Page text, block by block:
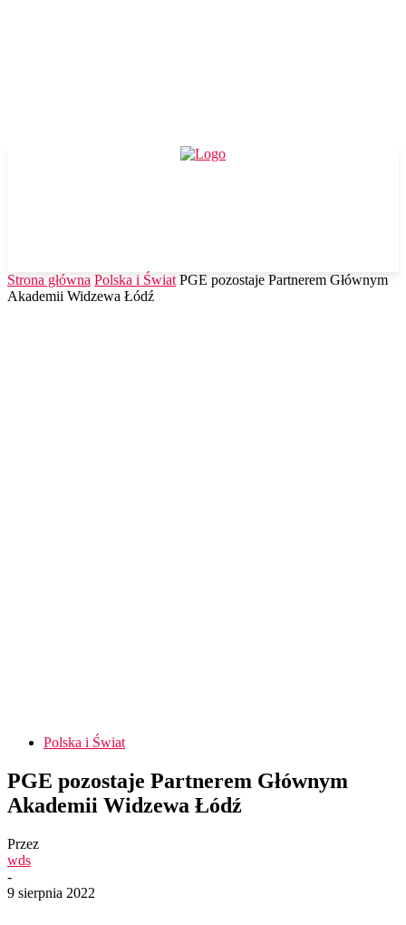
Strona główna Polska i Świat PGE pozostaje Partnerem Głównym
Akademii Widzewa Łódź
Polska i Świat
PGE pozostaje Partnerem Głównym
Akademii Widzewa Łódź
Przez
wds
-
9 sierpnia 2022